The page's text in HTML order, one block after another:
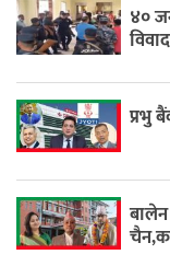
४०
प्रभु